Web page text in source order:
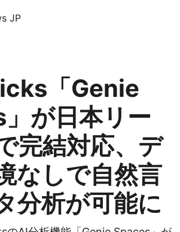
JP
「Genie
が日本リー
完結対応、デ
なしで自然言
分析が可能に